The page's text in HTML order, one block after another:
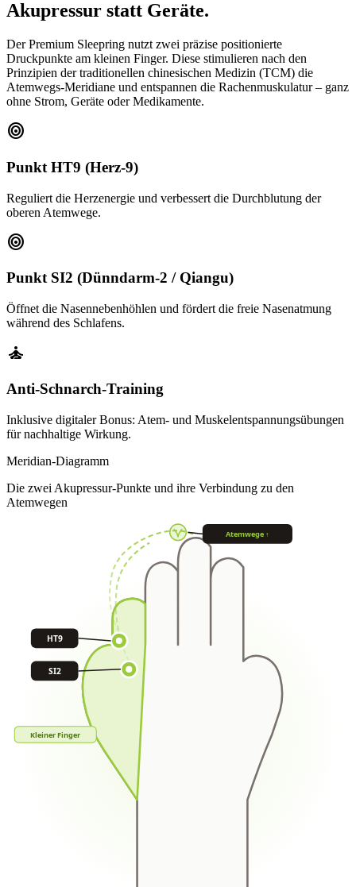
Akupressur statt Geräte.
Der Premium Sleepring nutzt zwei präzise positionierte
Druckpunkte am kleinen Finger. Diese stimulieren nach den
Prinzipien der traditionellen chinesischen Medizin (TCM) die
Atemwegs-Meridiane und entspannen die Rachenmuskulatur – ganz
ohne Strom, Geräte oder Medikamente.
target
Punkt HT9 (Herz-9)
Reguliert die Herzenergie und verbessert die Durchblutung der
oberen Atemwege.
target
Punkt SI2 (Dünndarm-2 / Qiangu)
Öffnet die Nasennebenhöhlen und fördert die freie Nasenatmung
während des Schlafens.
self_improvement
Anti-Schnarch-Training
Inklusive digitaler Bonus: Atem- und Muskelentspannungsübungen
für nachhaltige Wirkung.
Meridian-Diagramm
Die zwei Akupressur-Punkte und ihre Verbindung zu den
Atemwegen
HT9
SI2
Atemwege ↑
Kleiner Finger